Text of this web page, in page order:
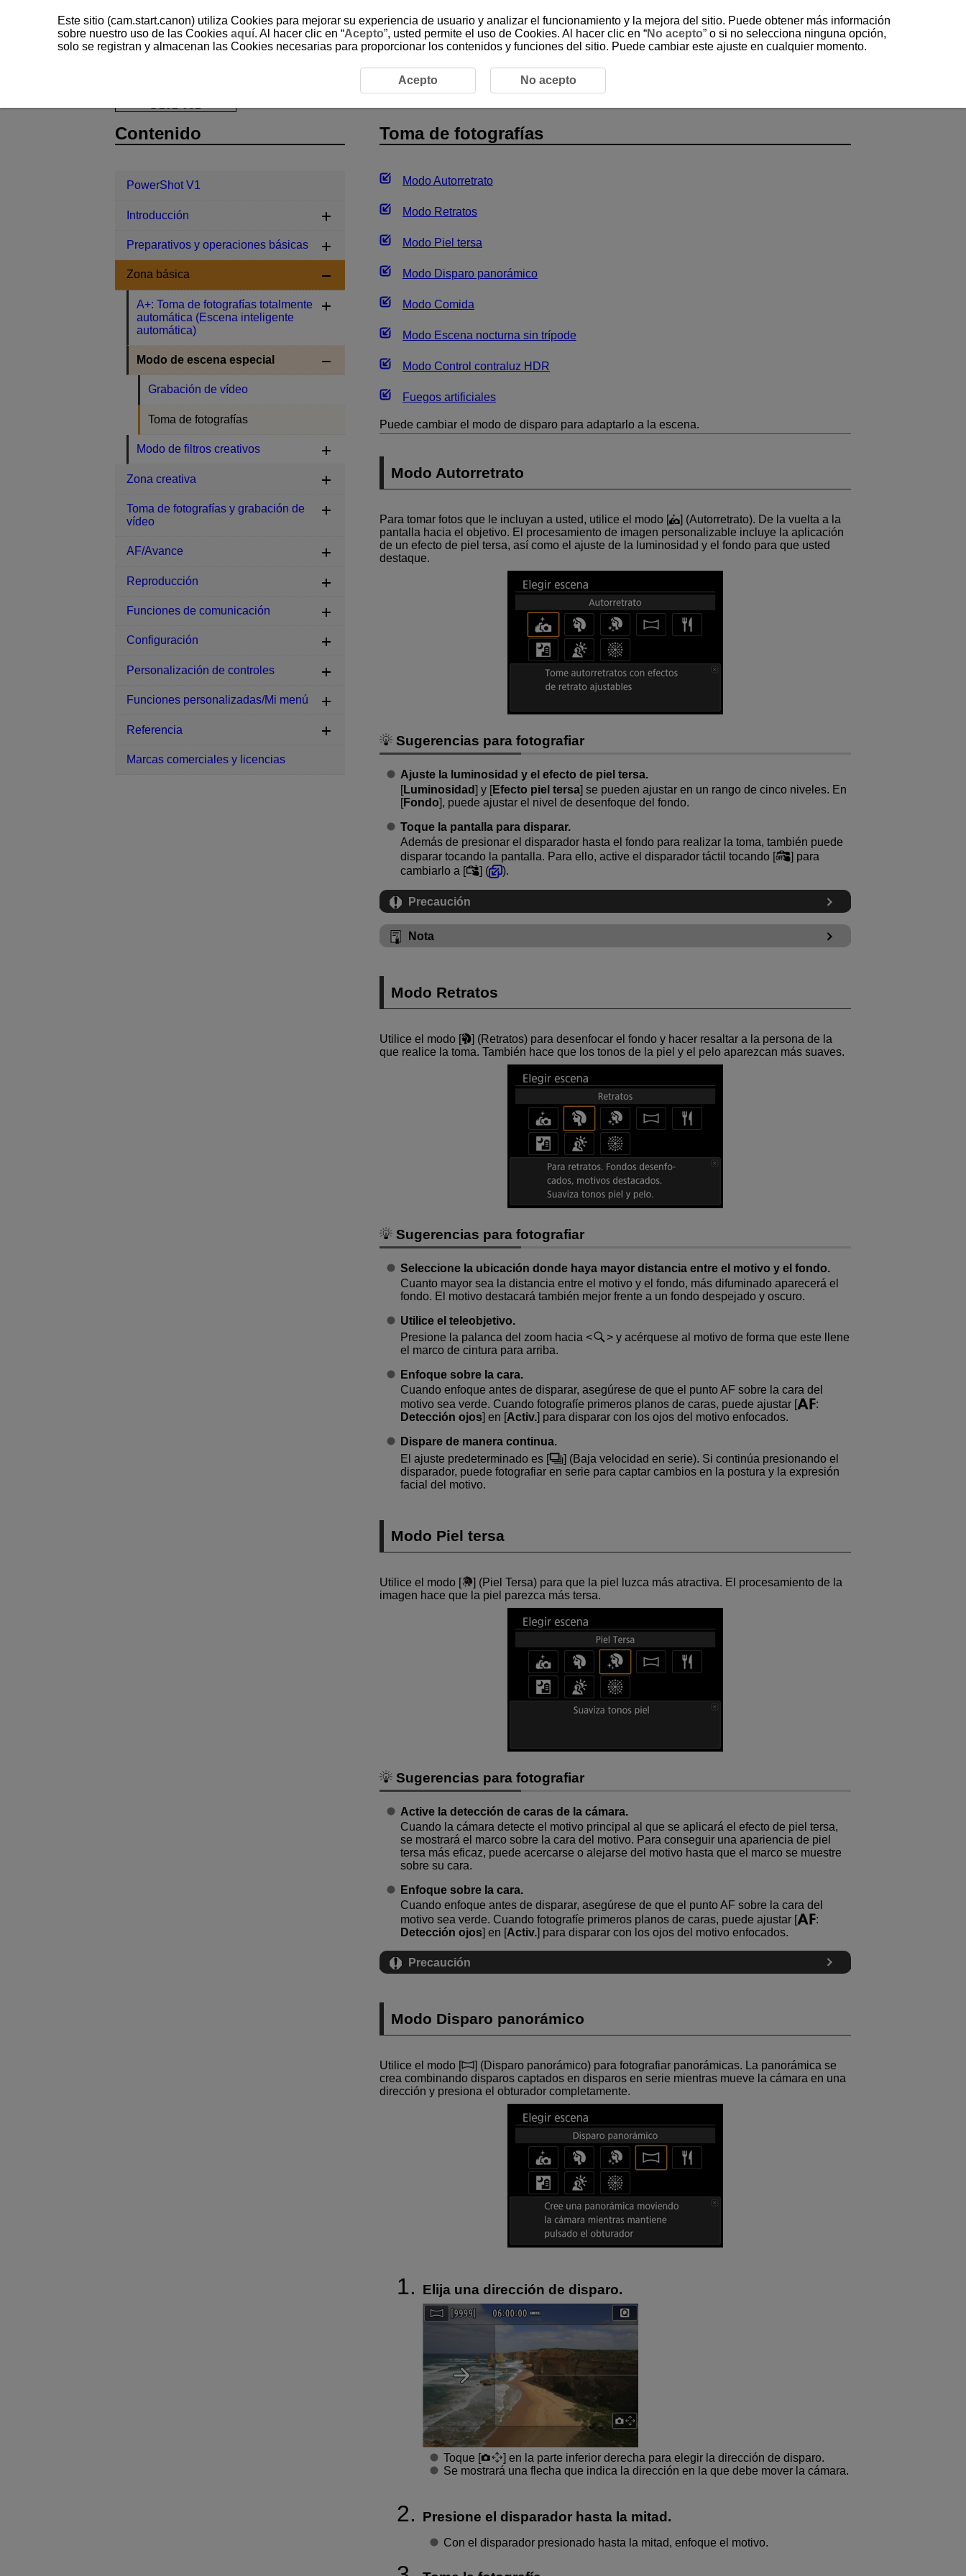
Modo de escena especial Toma de fotografías
Toma de fotografías
Modo Autorretrato
Modo Retratos
Modo Piel tersa
Modo Disparo panorámico
Modo Comida
Modo Escena nocturna sin trípode
Modo Control contraluz HDR
Fuegos artificiales
Puede cambiar el modo de disparo para adaptarlo a la escena.
Modo Autorretrato
Para tomar fotos que le incluyan a usted, utilice el modo [ ] (Autorretrato). De la vuelta a la
pantalla hacia el objetivo. El procesamiento de imagen personalizable incluye la aplicación
de un efecto de piel tersa, así como el ajuste de la luminosidad y el fondo para que usted
destaque.
Sugerencias para fotografiar
Ajuste la luminosidad y el efecto de piel tersa.
[Luminosidad] y [Efecto piel tersa] se pueden ajustar en un rango de cinco niveles. En
[Fondo], puede ajustar el nivel de desenfoque del fondo.
Toque la pantalla para disparar.
Además de presionar el disparador hasta el fondo para realizar la toma, también puede
disparar tocando la pantalla. Para ello, active el disparador táctil tocando [
] para
cambiarlo a [
] ( ).
Precaución
Nota
Modo Retratos
Utilice el modo [ ] (Retratos) para desenfocar el fondo y hacer resaltar a la persona de la
que realice la toma. También hace que los tonos de la piel y el pelo aparezcan más suaves.
Sugerencias para fotografiar
Seleccione la ubicación donde haya mayor distancia entre el motivo y el fondo.
Cuanto mayor sea la distancia entre el motivo y el fondo, más difuminado aparecerá el
fondo. El motivo destacará también mejor frente a un fondo despejado y oscuro.
Utilice el teleobjetivo.
Presione la palanca del zoom hacia
y acérquese al motivo de forma que este llene
el marco de cintura para arriba.
Enfoque sobre la cara.
Cuando enfoque antes de disparar, asegúrese de que el punto AF sobre la cara del
motivo sea verde. Cuando fotografíe primeros planos de caras, puede ajustar [
:
Detección ojos] en [Activ.] para disparar con los ojos del motivo enfocados.
Dispare de manera continua.
El ajuste predeterminado es [
] (Baja velocidad en serie). Si continúa presionando el
disparador, puede fotografiar en serie para captar cambios en la postura y la expresión
facial del motivo.
Modo Piel tersa
Utilice el modo [ ] ( Piel Tersa) para que la piel luzca más atractiva. El procesamiento de la
imagen hace que la piel parezca más tersa.
Sugerencias para fotografiar
Active la detección de caras de la cámara.
Cuando la cámara detecte el motivo principal al que se aplicará el efecto de piel tersa,
se mostrará el marco sobre la cara del motivo. Para conseguir una apariencia de piel
tersa más eficaz, puede acercarse o alejarse del motivo hasta que el marco se muestre
sobre su cara.
Enfoque sobre la cara.
Cuando enfoque antes de disparar, asegúrese de que el punto AF sobre la cara del
motivo sea verde. Cuando fotografíe primeros planos de caras, puede ajustar [
:
Detección ojos] en [Activ.] para disparar con los ojos del motivo enfocados.
Precaución
Modo Disparo panorámico
Utilice el modo [ ] (Disparo panorámico) para fotografiar panorámicas. La panorámica se
crea combinando disparos captados en disparos en serie mientras mueve la cámara en una
dirección y presiona el obturador completamente.
Elija una dirección de disparo.
Toque [
] en la parte inferior derecha para elegir la dirección de disparo.
Se mostrará una flecha que indica la dirección en la que debe mover la cámara.
Presione el disparador hasta la mitad.
Con el disparador presionado hasta la mitad, enfoque el motivo.
Contenido
PowerShot V1
Introducción
Preparativos y operaciones básicas
Zona básica
A+: Toma de fotografías totalmente
automática (Escena inteligente
automática)
Modo de escena especial
Grabación de vídeo
Toma de fotografías
Modo de filtros creativos
Zona creativa
Toma de fotografías y grabación de
vídeo
AF/Avance
Reproducción
Funciones de comunicación
Configuración
Personalización de controles
Funciones personalizadas/Mi menú
Referencia
Marcas comerciales y licencias
Este sitio (cam.start.canon) utiliza Cookies para mejorar su experiencia de usuario y analizar el funcionamiento y la mejora del sitio. Puede obtener más información
sobre nuestro uso de las Cookies aquí. Al hacer clic en “Acepto”, usted permite el uso de Cookies. Al hacer clic en “No acepto” o si no selecciona ninguna opción,
solo se registran y almacenan las Cookies necesarias para proporcionar los contenidos y funciones del sitio. Puede cambiar este ajuste en cualquier momento.
Acepto No acepto